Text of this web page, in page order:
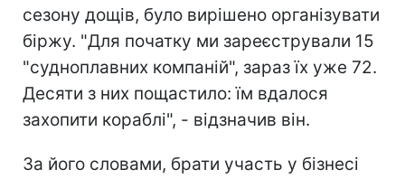
сезону дощів, було вирішено організувати
біржу. "Для початку ми зареєстрували 15
"судноплавних компаній", зараз їх уже 72.
Десяти з них пощастило: їм вдалося
захопити кораблі", - відзначив він.
За його словами, брати участь у бізнесі